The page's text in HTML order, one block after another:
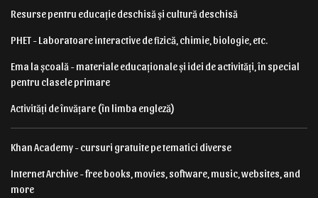
Resurse pentru educație deschisă și cultură deschisă
PHET - Laboratoare interactive de fizică, chimie, biologie, etc.
Ema la școală - materiale educaționale și idei de activități, în special
pentru clasele primare
Activități de învățare (în limba engleză)
Khan Academy - cursuri gratuite pe tematici diverse
Internet Archive - free books, movies, software, music, websites, and
more